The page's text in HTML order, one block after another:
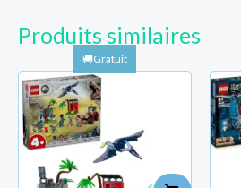
Produits similaires